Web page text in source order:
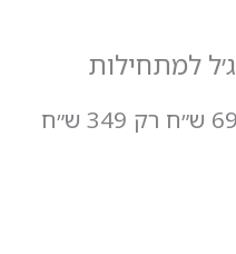
למתחילות
רק 349 ש״ח